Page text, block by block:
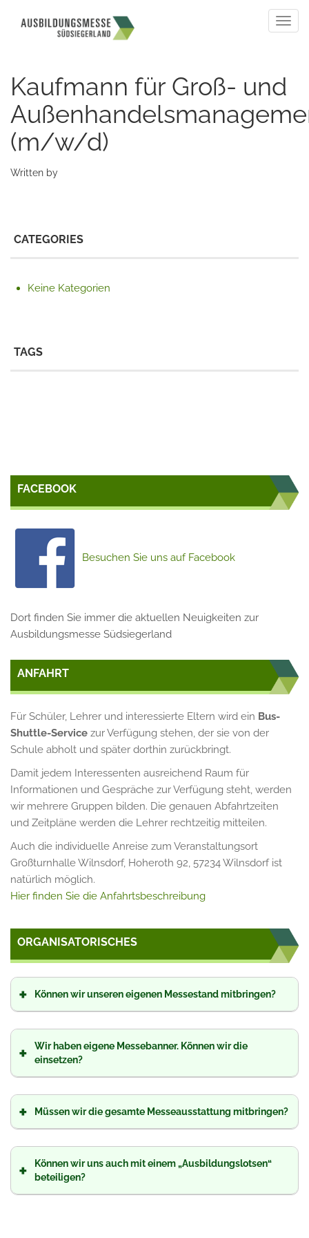
Kaufmann für Groß- und
(m/w/d)
Written by
CATEGORIES
Keine Kategorien
TAGS
FACEBOOK
Besuchen Sie uns auf Facebook
Dort finden Sie immer die aktuellen Neuigkeiten zur
Ausbildungsmesse Südsiegerland
ANFAHRT
Für Schüler, Lehrer und interessierte Eltern wird ein Bus-
Shuttle-Service zur Verfügung stehen, der sie von der
Schule abholt und später dorthin zurückbringt.
Damit jedem Interessenten ausreichend Raum für
Informationen und Gespräche zur Verfügung steht, werden
wir mehrere Gruppen bilden. Die genauen Abfahrtzeiten
und Zeitpläne werden die Lehrer rechtzeitig mitteilen.
Auch die individuelle Anreise zum Veranstaltungsort
Großturnhalle Wilnsdorf, Hoheroth 92, 57234 Wilnsdorf ist
natürlich möglich.
Hier finden Sie die Anfahrtsbeschreibung
ORGANISATORISCHES
Können wir unseren eigenen Messestand mitbringen?
+
Wir haben eigene Messebanner. Können wir die
einsetzen?
+
Müssen wir die gesamte Messeausstattung mitbringen?
+
Können wir uns auch mit einem „Ausbildungslotsen“
beteiligen?
+